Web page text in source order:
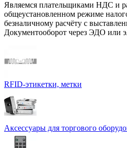
Являемся плательщиками НДС и
общеустановленном режиме
безналичному расчёту с
Документооборот через ЭДО или
RFID-этикетки, метки
Аксессуары для торгового